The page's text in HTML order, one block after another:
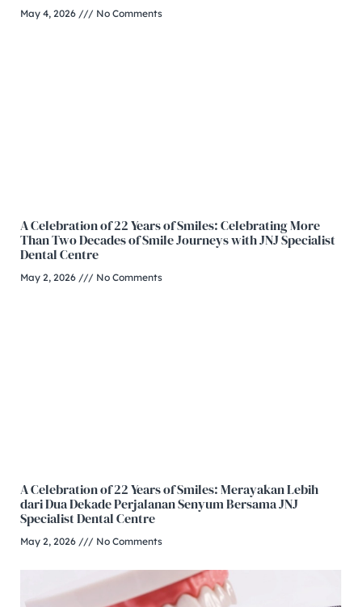
May 4, 2026 No Comments
A Celebration of 22 Years of Smiles: Celebrating More
Than Two Decades of Smile Journeys with JNJ Specialist
Dental Centre
May 2, 2026 No Comments
A Celebration of 22 Years of Smiles: Merayakan Lebih
dari Dua Dekade Perjalanan Senyum Bersama JNJ
Specialist Dental Centre
May 2, 2026 No Comments